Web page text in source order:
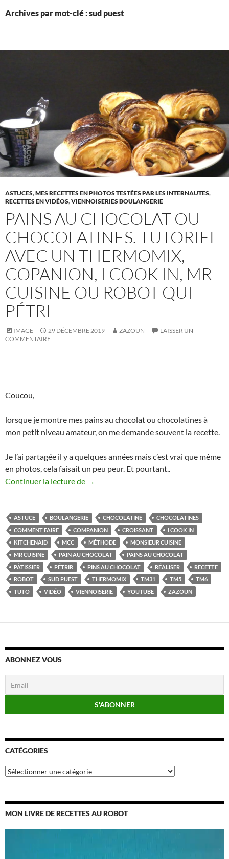
Archives par mot-clé : sud puest
ASTUCES,MES RECETTES EN PHOTOS TESTÉES PAR LES INTERNAUTES,
RECETTES EN VIDÉOS,VIENNOISERIES BOULANGERIE
PAINS AU CHOCOLAT OU
CHOCOLATINES. TUTORIEL
AVEC UN THERMOMIX,
COPANION, I COOK IN, MR
CUISINE OU ROBOT QUI
PÉTRI
IMAGE 29 DÉCEMBRE 2019 ZAZOUN
LAISSER UN
COMMENTAIRE
Coucou,
lorsque je montre mes pains au chocolat ou chocolatines à
mon petit niveau amateur, on me demande souvent la recette.
Je l’ai partagée il y a quelques années mais c’est vrai que même
en photos, cela faisait un peu peur. Et pourtant..
Continuer la lecture de Pains au chocolat ou chocolatines.
→
ASTUCE BOULANGERIE CHOCOLATINE
CHOCOLATINES
COMMENT FAIRE
COMPANION CROISSANT
I COOK IN
KITCHENAID
MCC MÉTHODE
MONSIEUR CUISINE
MR CUISINE
PAIN AU CHOCOLAT
PAINS AU CHOCOLAT
PÂTISSIER
PÉTRIR PINS AU CHOCOLAT RÉALISER
RECETTE
ROBOT
SUD PUEST THERMOMIX TM31 TM5
TM6
TUTO
VIDÉO VIENNOISERIE YOUTUBE ZAZOUN
ABONNEZ VOUS
CATÉGORIES
Catégories
MON LIVRE DE RECETTES AU ROBOT